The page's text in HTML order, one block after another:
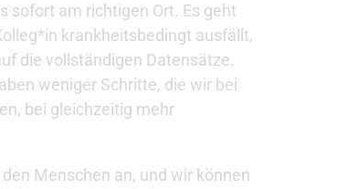
sofort am richtigen Ort. Es geht
krankheitsbedingt ausfällt,
die vollständigen Datensätze.
weniger Schritte, die wir bei
bei gleichzeitig mehr
Menschen an, und wir können